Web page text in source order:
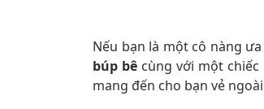
Nếu bạn là một cô nàng
búp bê cùng với một
mang đến cho bạn vẻ